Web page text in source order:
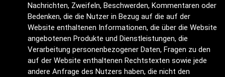
Nachrichten, Zweifeln, Beschwerden, Kommentaren oder
Bedenken, die die Nutzer in Bezug auf die auf der
Website enthaltenen Informationen, die über die Website
angebotenen Produkte und Dienstleistungen, die
Verarbeitung personenbezogener Daten, Fragen zu den
auf der Website enthaltenen Rechtstexten sowie jede
andere Anfrage des Nutzers haben, die nicht den